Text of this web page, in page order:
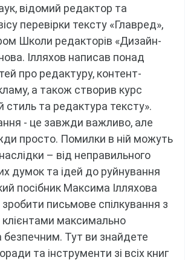
відомий редактор та
перевірки тексту «Главред»,
Школи редакторів «Дизайн-
Ілляхов написав понад
про редактуру, контент-
а також створив курс
стиль та редактура тексту».
- це завжди важливо, але
просто. Помилки в ній можуть
– від неправильного
думок та ідей до руйнування
посібник Максима Ілляхова
письмове спілкування з
максимально
безпечним. Тут ви знайдете
та інструменти зі всіх книг